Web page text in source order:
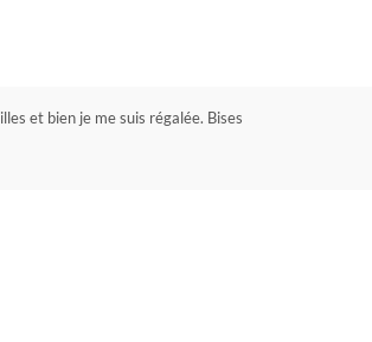
et bien je me suis régalée. Bises